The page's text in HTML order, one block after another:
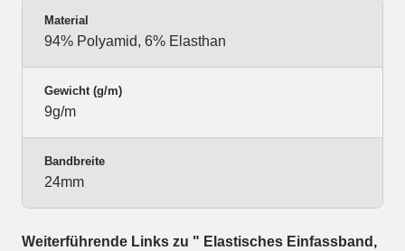
Material
94% Polyamid, 6% Elasthan
Gewicht (g/m)
9g/m
Bandbreite
24mm
Weiterführende Links zu " Elastisches Einfassband,